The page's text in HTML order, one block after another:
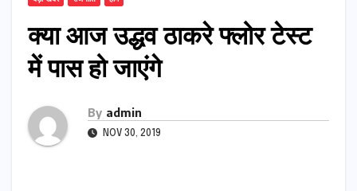
क्या आज उद्धव ठाकरे फ्लोर टेस्ट
में पास हो जाएंगे
By admin
NOV 30, 2019